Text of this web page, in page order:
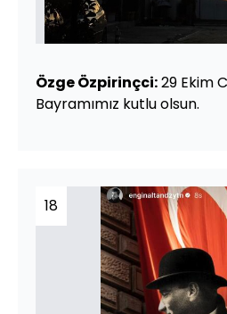
Özge Özpirinçci:29 Ekim
Bayramımız kutlu olsun.
18